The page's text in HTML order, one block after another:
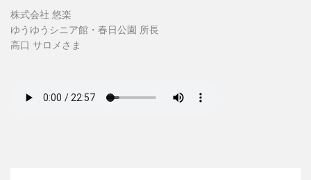
株式会社 悠楽
ゆうゆうシニア館・春日公園 所長
高口 サロメさま